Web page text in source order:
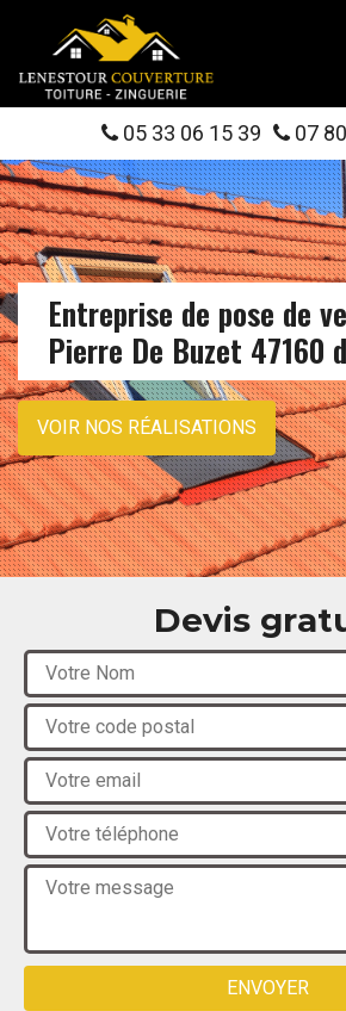
05 33 06 15 39 07
Entreprise de pose de
Pierre De Buzet 47160
VOIR NOS RÉALISATIONS
Devis